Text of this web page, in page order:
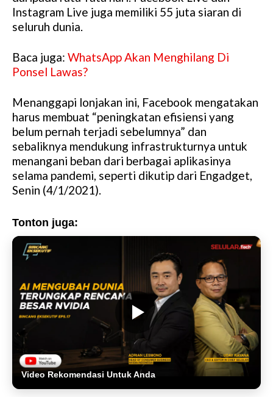
Instagram Live juga memiliki 55 juta siaran di
seluruh dunia.
Baca juga: WhatsApp Akan Menghilang Di
Ponsel Lawas?
Menanggapi lonjakan ini, Facebook mengatakan
harus membuat “peningkatan efisiensi yang
belum pernah terjadi sebelumnya” dan
sebaliknya mendukung infrastrukturnya untuk
menangani beban dari berbagai aplikasinya
selama pandemi, seperti dikutip dari Engadget,
Senin (4/1/2021).
Tonton juga:
Video Rekomendasi Untuk Anda